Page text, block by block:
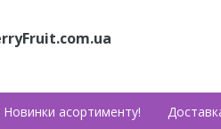
Новинки асортименту!